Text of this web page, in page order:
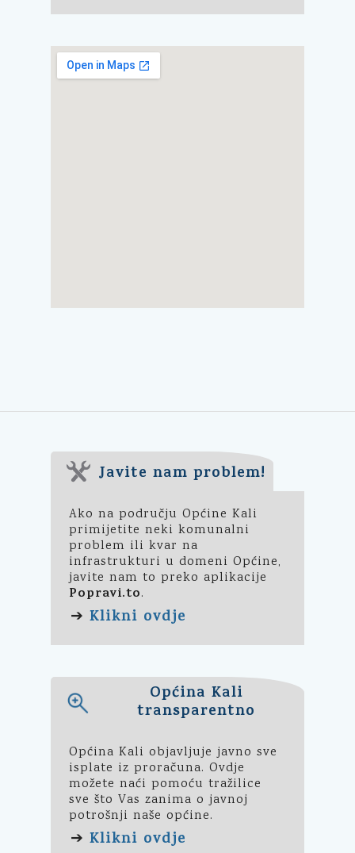
Javite nam problem!
Ako na području Općine Kali
primijetite neki komunalni
problem ili kvar na
infrastrukturi u domeni Općine,
javite nam to preko aplikacije
Popravi.to.
➔ Klikni ovdje
Općina Kali
transparentno
Općina Kali objavljuje javno sve
isplate iz proračuna. Ovdje
možete naći pomoću tražilice
sve što Vas zanima o javnoj
potrošnji naše općine.
➔ Klikni ovdje